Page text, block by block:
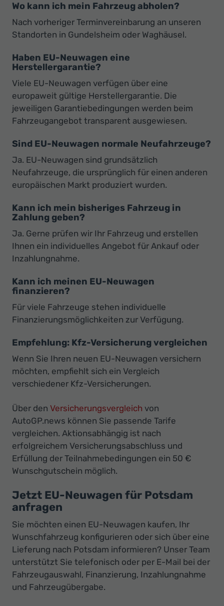
Wo kann ich mein Fahrzeug abholen?
Nach vorheriger Terminvereinbarung an unseren
Standorten in Gundelsheim oder Waghäusel.
Haben EU-Neuwagen eine
Herstellergarantie?
Viele EU-Neuwagen verfügen über eine
europaweit gültige Herstellergarantie. Die
jeweiligen Garantiebedingungen werden beim
Fahrzeugangebot transparent ausgewiesen.
Sind EU-Neuwagen normale Neufahrzeuge?
Ja. EU-Neuwagen sind grundsätzlich
Neufahrzeuge, die ursprünglich für einen anderen
europäischen Markt produziert wurden.
Kann ich mein bisheriges Fahrzeug in
Zahlung geben?
Ja. Gerne prüfen wir Ihr Fahrzeug und erstellen
Ihnen ein individuelles Angebot für Ankauf oder
Inzahlungnahme.
Kann ich meinen EU-Neuwagen
finanzieren?
Für viele Fahrzeuge stehen individuelle
Finanzierungsmöglichkeiten zur Verfügung.
Empfehlung: Kfz-Versicherung vergleichen
Wenn Sie Ihren neuen EU-Neuwagen versichern
möchten, empfiehlt sich ein Vergleich
verschiedener Kfz-Versicherungen.
Über den Versicherungsvergleich von
AutoGP.news können Sie passende Tarife
vergleichen. Aktionsabhängig ist nach
erfolgreichem Versicherungsabschluss und
Erfüllung der Teilnahmebedingungen ein 50 €
Wunschgutschein möglich.
Jetzt EU-Neuwagen für Potsdam
anfragen
Sie möchten einen EU-Neuwagen kaufen, Ihr
Wunschfahrzeug konfigurieren oder sich über eine
Lieferung nach Potsdam informieren? Unser Team
unterstützt Sie telefonisch oder per E-Mail bei der
Fahrzeugauswahl, Finanzierung, Inzahlungnahme
und Fahrzeugübergabe.